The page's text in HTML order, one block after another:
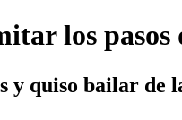
los pasos
y quiso bailar de